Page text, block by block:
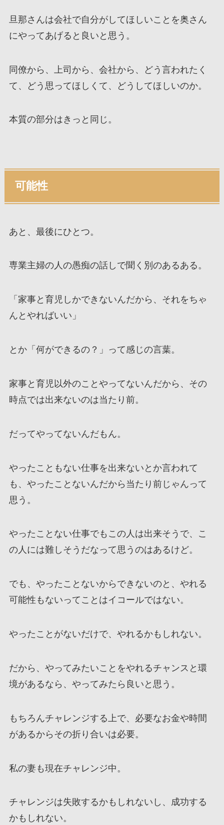
旦那さんは会社で自分がしてほしいことを奥さん
にやってあげると良いと思う。
同僚から、上司から、会社から、どう言われたく
て、どう思ってほしくて、どうしてほしいのか。
本質の部分はきっと同じ。
可能性
あと、最後にひとつ。
専業主婦の人の愚痴の話しで聞く別のあるある。
「家事と育児しかできないんだから、それをちゃ
んとやればいい」
とか「何ができるの？」って感じの言葉。
家事と育児以外のことやってないんだから、その
時点では出来ないのは当たり前。
だってやってないんだもん。
やったこともない仕事を出来ないとか言われて
も、やったことないんだから当たり前じゃんって
思う。
やったことない仕事でもこの人は出来そうで、こ
の人には難しそうだなって思うのはあるけど。
でも、やったことないからできないのと、やれる
可能性もないってことはイコールではない。
やったことがないだけで、やれるかもしれない。
だから、やってみたいことをやれるチャンスと環
境があるなら、やってみたら良いと思う。
もちろんチャレンジする上で、必要なお金や時間
があるからその折り合いは必要。
私の妻も現在チャレンジ中。
チャレンジは失敗するかもしれないし、成功する
かもしれない。